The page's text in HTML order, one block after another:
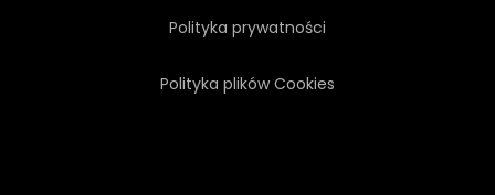
Polityka prywatności
Polityka plików Cookies